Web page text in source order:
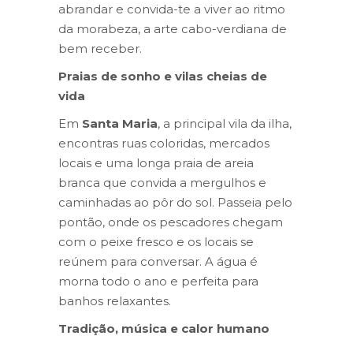
abrandar e convida-te a viver ao ritmo
da morabeza, a arte cabo-verdiana de
bem receber.
Praias de sonho e vilas cheias de
vida
Em Santa Maria, a principal vila da ilha,
encontras ruas coloridas, mercados
locais e uma longa praia de areia
branca que convida a mergulhos e
caminhadas ao pôr do sol. Passeia pelo
pontão, onde os pescadores chegam
com o peixe fresco e os locais se
reúnem para conversar. A água é
morna todo o ano e perfeita para
banhos relaxantes.
Tradição, música e calor humano